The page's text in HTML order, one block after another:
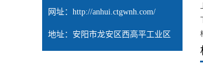
网址： http://anhui.ctgwnh.com/
地址：安阳市龙安区西高平工业区